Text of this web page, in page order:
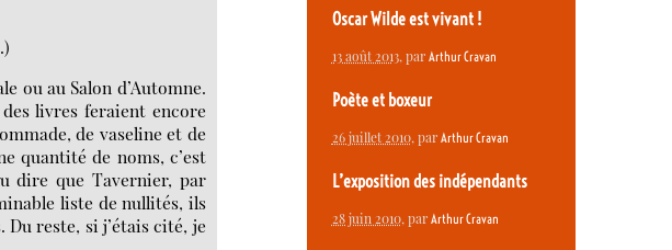
ou au Salon d’Automne.
livres feraient encore
de vaseline et de
quantité de noms, c’est
dire que Tavernier, par
liste de nullités, ils
reste, si j’étais cité, je
Oscar Wilde est vivant !
13 août 2013, par Arthur Cravan
Poète et boxeur
26 juillet 2010, par Arthur Cravan
L’exposition des indépendants
28 juin 2010, par Arthur Cravan